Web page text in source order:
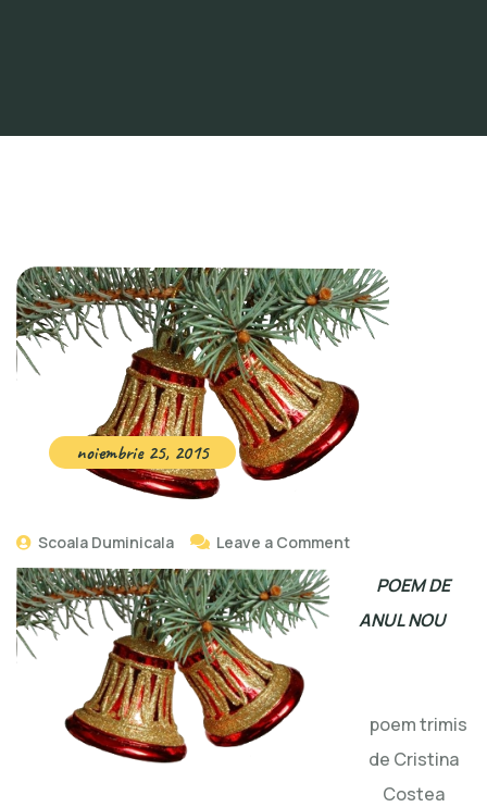
noiembrie 25, 2015
Scoala Duminicala Leave a Comment
POEM DE
ANUL NOU
poem trimis
de Cristina
Costea